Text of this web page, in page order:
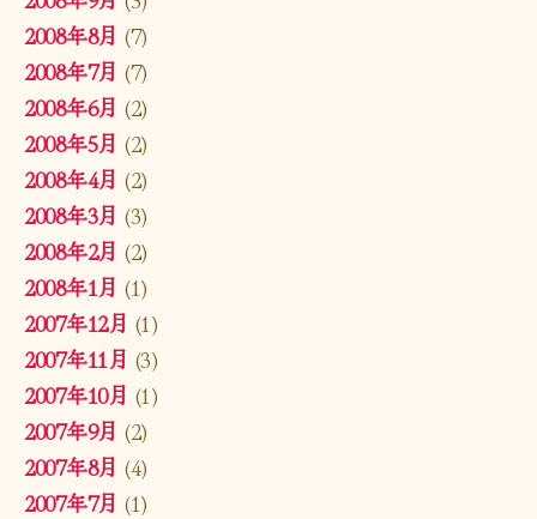
2008年8月 (7)
2008年7月 (7)
2008年6月 (2)
2008年5月 (2)
2008年4月 (2)
2008年3月 (3)
2008年2月 (2)
2008年1月 (1)
2007年12月 (1)
2007年11月 (3)
2007年10月 (1)
2007年9月 (2)
2007年8月 (4)
2007年7月 (1)